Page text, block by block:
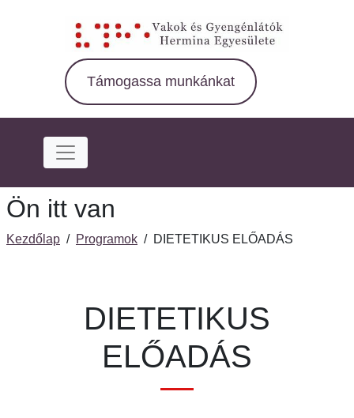
Támogassa munkánkat
Ön itt van
Kezdőlap / Programok /DIETETIKUS ELŐADÁS
DIETETIKUS
ELŐADÁS